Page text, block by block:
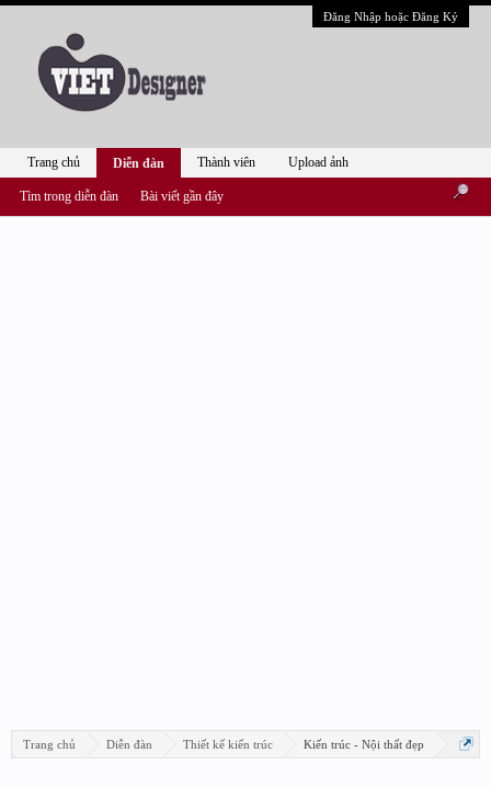
Đăng Nhập hoặc Đăng Ký
Trang chủ Diễn đàn Thiết kế kiến trúc Kiến trúc - Nội thất đẹp
Trang chủ Diễn đàn
Tìm trong diễn đàn Bài viết gần đây
Thành viên Upload ảnh